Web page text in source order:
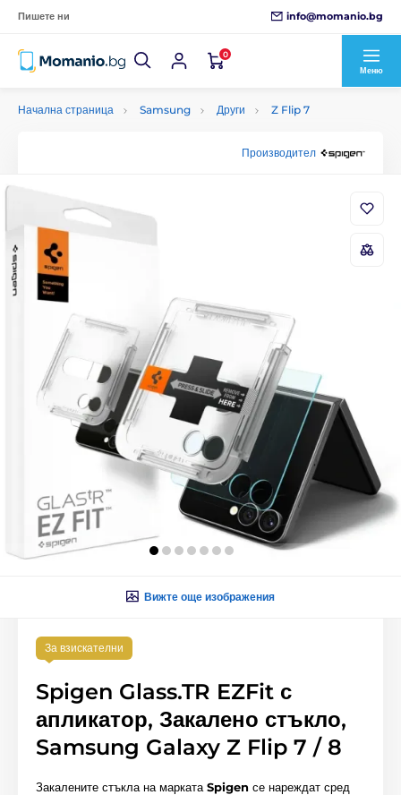
Пишете ни info@momanio.bg
0
Меню
Начална страница Samsung Други Z Flip 7
Производител
Вижте още изображения
За взискателни
Spigen Glass.TR EZFit с
апликатор, Закалено стъкло,
Samsung Galaxy Z Flip 7 / 8
Закалените стъкла на марката Spigen се нареждат сред